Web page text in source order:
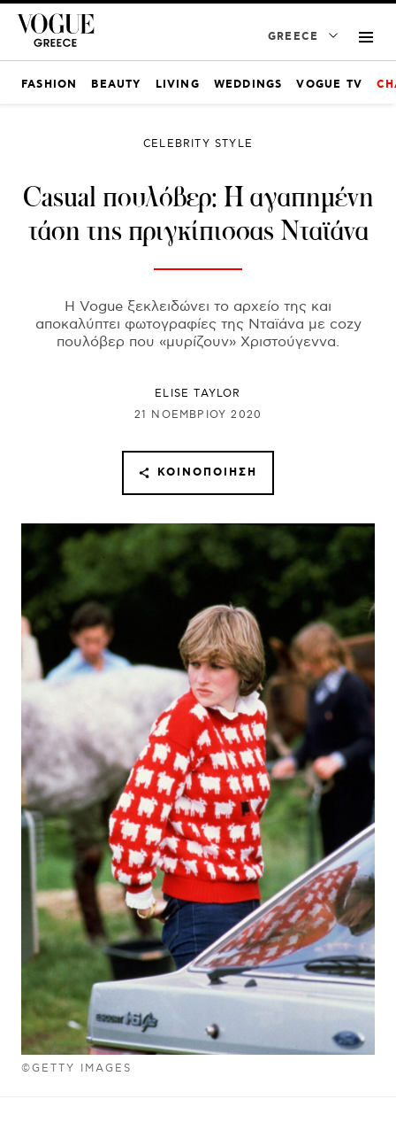
GREECE
FASHION BEAUTY LIVING WEDDINGS VOGUE TV
©GETTY IMAGES
CELEBRITY STYLE
Casual πουλόβερ: Η αγαπημένη
τάση της πριγκίπισσας Νταϊάνα
Η Vogue ξεκλειδώνει το αρχείο της και
αποκαλύπτει φωτογραφίες της Νταϊάνα με cozy
πουλόβερ που «μυρίζουν» Χριστούγεννα.
ELISE TAYLOR
21 ΝΟΕΜΒΡΊΟΥ 2020
ΚΟΙΝΟΠΟΊΗΣΗ